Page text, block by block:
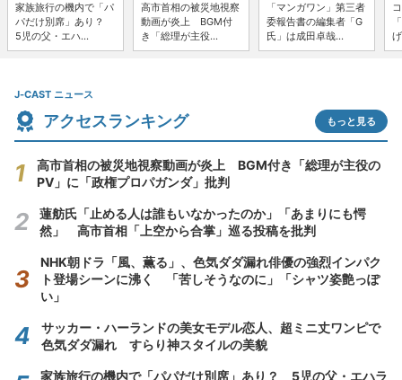
家族旅行の機内で「パ
パだけ別席」あり？
5児の父・エハ...
高市首相の被災地視察
動画が炎上 BGM付
き「総理が主役...
「マンガワン」第三者
委報告書の編集者「G
氏」は成田卓哉...
J-CAST ニュース
アクセスランキング もっと見る
高市首相の被災地視察動画が炎上 BGM付き「総理が主役の
PV」に「政権プロパガンダ」批判
蓮舫氏「止める人は誰もいなかったのか」「あまりにも愕
然」 高市首相「上空から合掌」巡る投稿を批判
NHK朝ドラ「風、薫る」、色気ダダ漏れ俳優の強烈インパク
ト登場シーンに沸く 「苦しそうなのに」「シャツ姿艶っぽ
い」
サッカー・ハーランドの美女モデル恋人、超ミニ丈ワンピで
色気ダダ漏れ すらり神スタイルの美貌
家族旅行の機内で「パパだけ別席」あり？ 5児の父・エハラ